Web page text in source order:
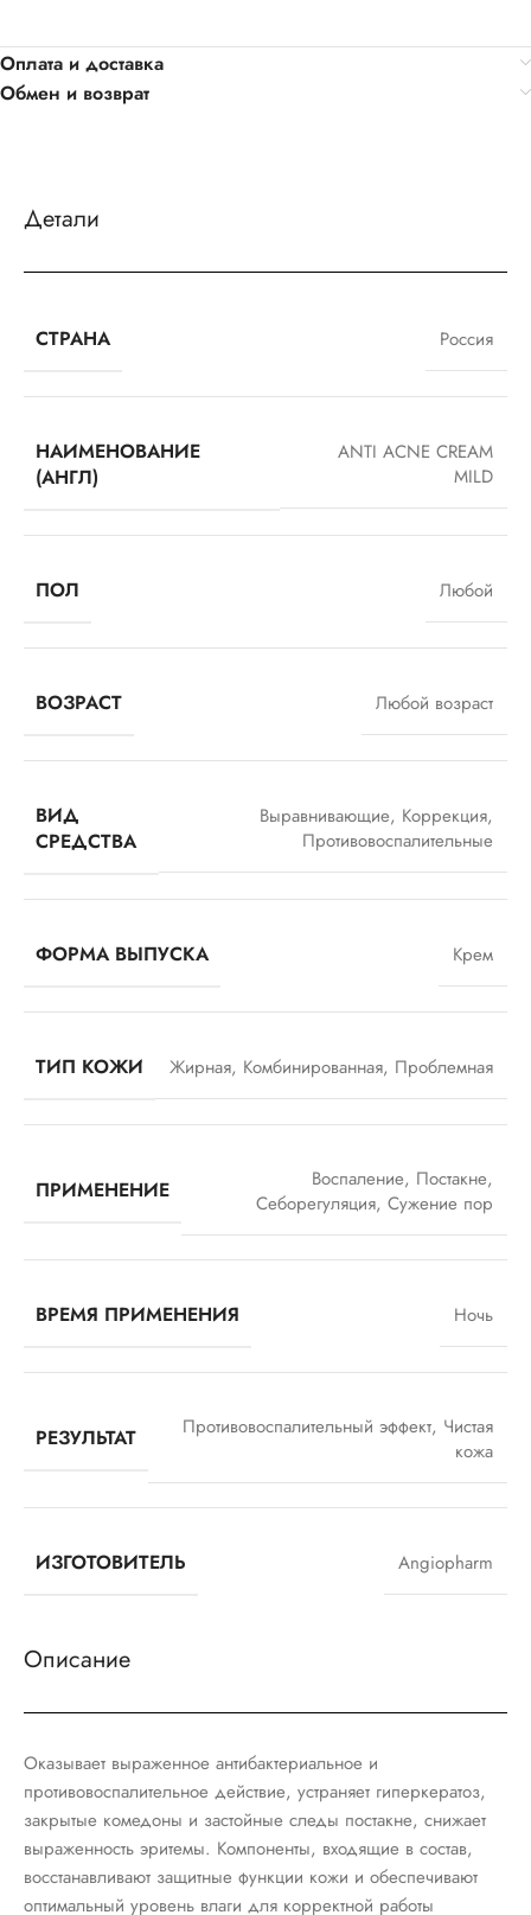
Оплата и доставка
Обмен и возврат
Детали
СТРАНА Россия
НАИМЕНОВАНИЕ
(АНГЛ)
ANTI ACNE CREAM
MILD
ПОЛ Любой
ВОЗРАСТ Любой возраст
ВИД
СРЕДСТВА
Выравнивающие, Коррекция,
Противовоспалительные
ФОРМА ВЫПУСКА Крем
ТИП КОЖИ Жирная, Комбинированная, Проблемная
ПРИМЕНЕНИЕ Воспаление, Постакне,
Себорегуляция, Сужение пор
ВРЕМЯ ПРИМЕНЕНИЯ Ночь
РЕЗУЛЬТАТ Противовоспалительный эффект, Чистая
кожа
ИЗГОТОВИТЕЛЬ Angiopharm
Описание
Оказывает выраженное антибактериальное и
противовоспалительное действие, устраняет гиперкератоз,
закрытые комедоны и застойные следы постакне, снижает
выраженность эритемы. Компоненты, входящие в состав,
восстанавливают защитные функции кожи и обеспечивают
оптимальный уровень влаги для корректной работы